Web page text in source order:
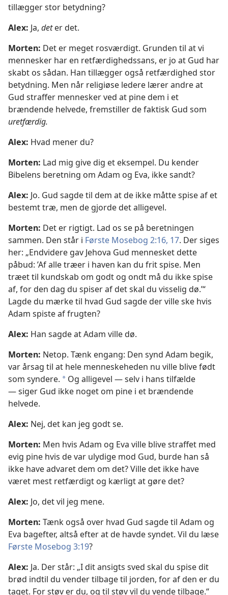
tillægger stor betydning?
Alex: Ja, deter det.
Morten: Det er meget rosværdigt. Grunden til at vi
mennesker har en retfærdighedssans, er jo at Gud har
skabt os sådan. Han tillægger også retfærdighed stor
betydning. Men når religiøse ledere lærer andre at
Gud straffer mennesker ved at pine dem i et
brændende helvede, fremstiller de faktisk Gud som
uretfærdig.
Alex: Hvad mener du?
Morten: Lad mig give dig et eksempel. Du kender
Bibelens beretning om Adam og Eva, ikke sandt?
Alex: Jo. Gud sagde til dem at de ikke måtte spise af et
bestemt træ, men de gjorde det alligevel.
Morten: Det er rigtigt. Lad os se på beretningen
sammen. Den står i Første Mosebog 2:16, 17. Der siges
her: „Endvidere gav Jehova Gud mennesket dette
påbud: ’Af alle træer i haven kan du frit spise. Men
træet til kundskab om godt og ondt må du ikke spise
af, for den dag du spiser af det skal du visselig dø.’“
Lagde du mærke til hvad Gud sagde der ville ske hvis
Adam spiste af frugten?
Alex: Han sagde at Adam ville dø.
Morten: Netop. Tænk engang: Den synd Adam begik,
var årsag til at hele menneskeheden nu ville blive født
som syndere. * Og alligevel — selv i hans tilfælde
— siger Gud ikke noget om pine i et brændende
helvede.
Alex: Nej, det kan jeg godt se.
Morten: Men hvis Adam og Eva ville blive straffet med
evig pine hvis de var ulydige mod Gud, burde han så
ikke have advaret dem om det? Ville det ikke have
været mest retfærdigt og kærligt at gøre det?
Alex: Jo, det vil jeg mene.
Morten: Tænk også over hvad Gud sagde til Adam og
Eva bagefter, altså efter at de havde syndet. Vil du læse
Første Mosebog 3:19?
Alex: Ja. Der står: „I dit ansigts sved skal du spise dit
brød indtil du vender tilbage til jorden, for af den er du
taget. For støv er du, og til støv vil du vende tilbage.“